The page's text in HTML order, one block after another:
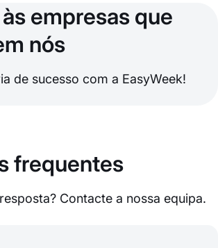
empresas que
nós
de sucesso com a EasyWeek!
frequentes
Contacte a nossa equipa.